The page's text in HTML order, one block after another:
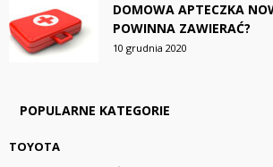
DOMOWA APTECZKA
POWINNA ZAWIERAĆ?
10 grudnia 2020
POPULARNE KATEGORIE
TOYOTA